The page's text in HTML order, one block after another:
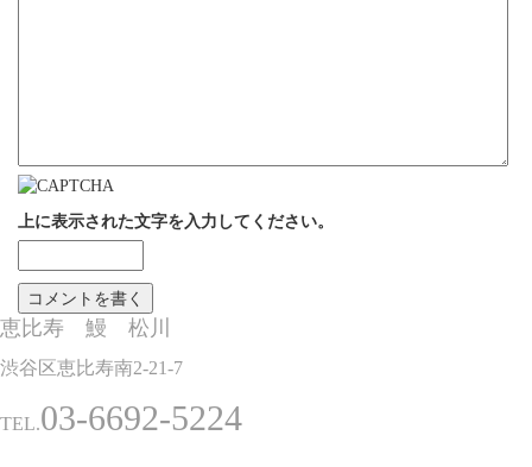
上に表示された文字を入力してください。
恵比寿 鰻 松川
渋谷区恵比寿南2-21-7
TEL.03-6692-5224